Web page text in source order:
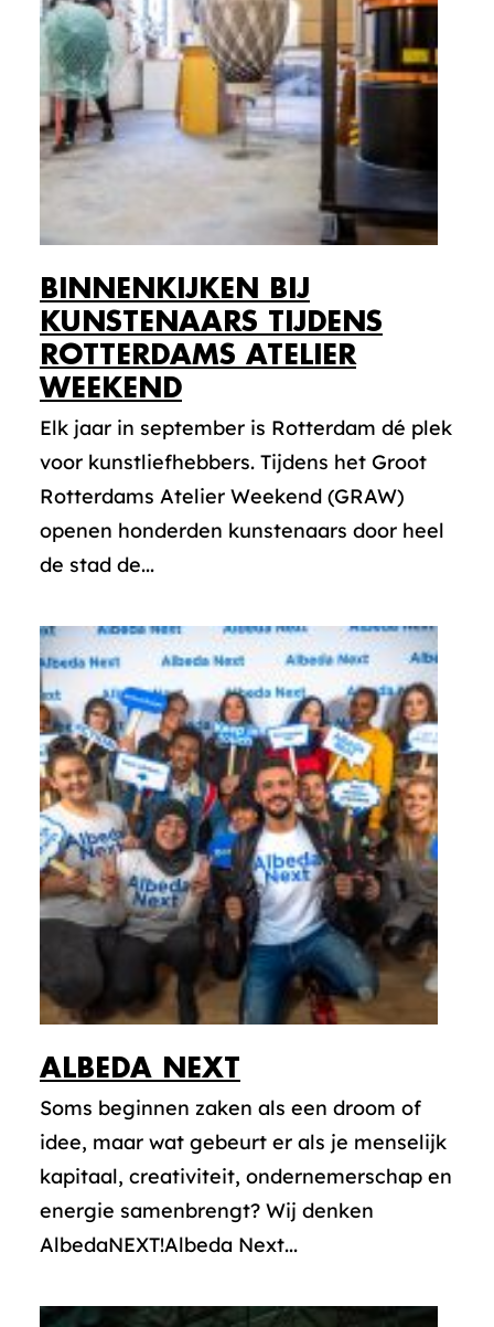
BINNENKIJKEN BIJ
KUNSTENAARS TIJDENS
ROTTERDAMS ATELIER
WEEKEND
Elk jaar in september is Rotterdam dé plek
voor kunstliefhebbers. Tijdens het Groot
Rotterdams Atelier Weekend (GRAW)
openen honderden kunstenaars door heel
de stad de...
ALBEDA NEXT
Soms beginnen zaken als een droom of
idee, maar wat gebeurt er als je menselijk
kapitaal, creativiteit, ondernemerschap en
energie samenbrengt? Wij denken
AlbedaNEXT!Albeda Next...